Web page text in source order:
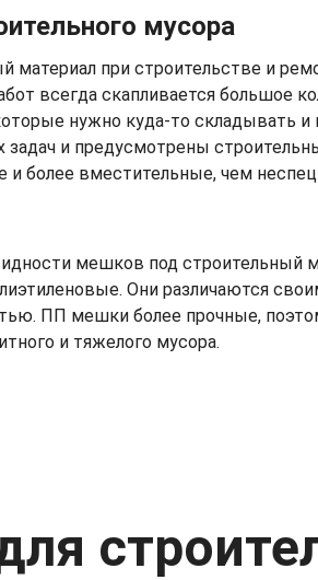
мусора
материал при строительстве и
всегда скапливается большое
нужно куда-то складывать и
задач и предусмотрены
и более вместительные, чем
мешков под строительный
Они различаются
ПП мешки более прочные,
и тяжелого мусора.